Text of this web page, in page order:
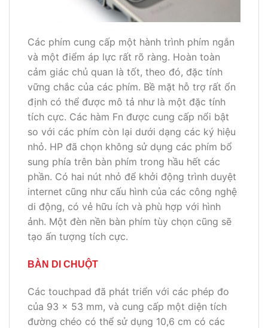
Các phím cung cấp một hành trình phím ngắn
và một điểm áp lực rất rõ ràng. Hoàn toàn
cảm giác chủ quan là tốt, theo đó, đặc tính
vững chắc của các phím. Bề mặt hỗ trợ rất ổn
định có thể được mô tả như là một đặc tính
tích cực. Các hàm Fn được cung cấp nổi bật
so với các phím còn lại dưới dạng các ký hiệu
nhỏ. HP đã chọn không sử dụng các phím bổ
sung phía trên bàn phím trong hầu hết các
phần. Có hai nút nhỏ để khởi động trình duyệt
internet cũng như cấu hình của các công nghệ
di động, có vẻ hữu ích và phù hợp với hình
ảnh. Một đèn nền bàn phím tùy chọn cũng sẽ
tạo ấn tượng tích cực.
BÀN DI CHUỘT
Các touchpad đã phát triển với các phép đo
của 93 x 53 mm, và cung cấp một diện tích
đường chéo có thể sử dụng 10,6 cm có các